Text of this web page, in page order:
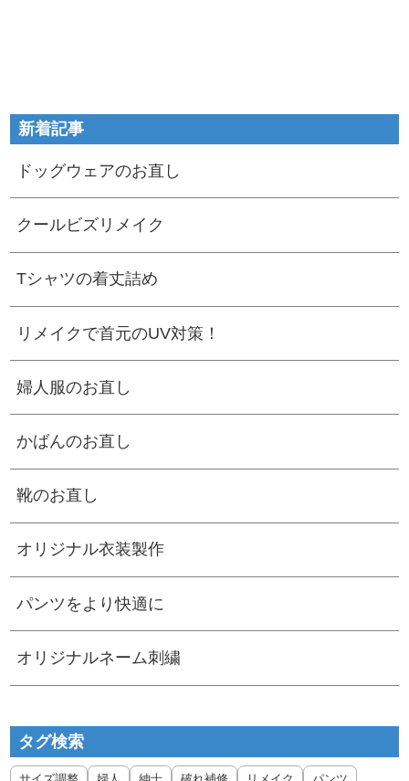
新着記事
ドッグウェアのお直し
クールビズリメイク
Tシャツの着丈詰め
リメイクで首元のUV対策！
婦人服のお直し
かばんのお直し
靴のお直し
オリジナル衣装製作
パンツをより快適に
オリジナルネーム刺繍
タグ検索